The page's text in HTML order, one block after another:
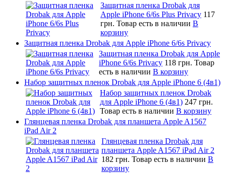
Защитная пленка Drobak для
Apple iPhone 6/6s Plus Privacy 117
грн. Товар есть в наличии В
корзину
Защитная пленка Drobak для Apple iPhone 6/6s Privacy
Защитная пленка Drobak для Apple
iPhone 6/6s Privacy 118 грн. Товар
есть в наличии В корзину
Набор защитных пленок Drobak для Apple iPhone 6 (4в1)
Набор защитных пленок Drobak
для Apple iPhone 6 (4в1) 247 грн.
Товар есть в наличии В корзину
Глянцевая пленка Drobak для планшета Apple A1567
iPad Air 2
Глянцевая пленка Drobak для
планшета Apple A1567 iPad Air 2
182 грн. Товар есть в наличии В
корзину